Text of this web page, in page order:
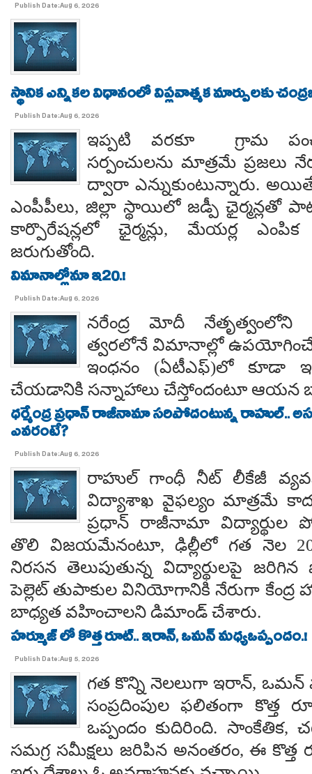
Publish Date:Aug 6, 2026
స్థానిక ఎన్నికల విధానంలో విప్లవాత్మక మార్పులకు
Publish Date:Aug 6, 2026
ఇప్పటి వరకూ గ్రామ
సర్పంచులను మాత్రమే ప్రజలు
ద్వారా ఎన్నుకుంటున్నారు.
ఎంపీపీలు, జిల్లా స్థాయిలో జడ్పీ ఛైర్మన్లతో
కార్పొరేషన్లలో ఛైర్మన్లు, మేయర్ల ఎంపిక
జరుగుతోంది.
విమానాల్లోనూ ఇ20.!
Publish Date:Aug 6, 2026
నరేంద్ర మోదీ నేతృత్వంలోని
త్వరలోనే విమానాల్లో
ఇంధనం (ఏటీఎఫ్)లో కూడా
చేయడానికి సన్నాహాలు చేస్తోందంటూ ఆయన
ధర్మేంద్ర ప్రధాన్ రాజీనామా సరిపోదంటున్న రాహుల్..
ఎవరంటే?
Publish Date:Aug 6, 2026
రాహుల్ గాంధీ నీట్ లీకేజీ
విద్యాశాఖ వైఫల్యం మాత్రమే
ప్రధాన్ రాజీనామా విద్యార్థుల
తొలి విజయమేనంటూ, ఢిల్లీలో గత నెల
నిరసన తెలుపుతున్న విద్యార్థులపై
పెల్లెట్ తుపాకుల వినియోగానికి నేరుగా
బాధ్యత వహించాలని డిమాండ్ చేశారు.
హర్మూజ్ లో కొత్త రూట్.. ఇరాన్, ఒమన్ మధ్యఒప్పందం.!
Publish Date:Aug 5, 2026
గత కొన్ని నెలలుగా ఇరాన్, ఒమన్
సంప్రదింపుల ఫలితంగా కొత్త
ఒప్పందం కుదిరింది. సాంకేతిక,
సమగ్ర సమీక్షలు జరిపిన అనంతరం, ఈ కొత్త